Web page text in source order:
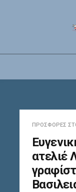
ΠΡΟΣΦΟΡΈΣ
ατελιέ